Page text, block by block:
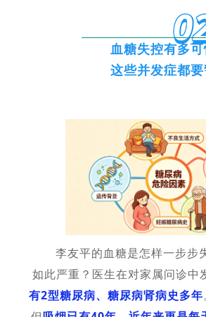
血糖失控有多可
这些并发症都
李友平的血糖是怎样一步步
如此严重？医生在对家属问诊中
有2型糖尿病、糖尿病肾病史多年